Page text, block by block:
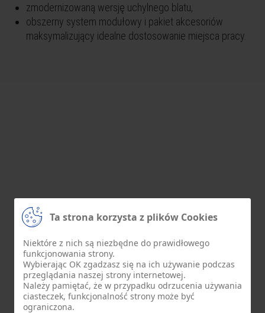
zmodernizowaną wersję uchylnego blatu,
obszerny system modułowy i pakiet akcesoriów
maksymalizujący idealne dostosowanie miejsca pracy.
Ta strona korzysta z plików Cookies
Niektóre z nich są niezbędne do prawidłowego
funkcjonowania strony.
Wybierając OK zgadzasz się na ich używanie podczas
przeglądania naszej strony internetowej.
Należy pamiętać, że w przypadku odrzucenia używania
ciasteczek, funkcjonalność strony może być
ograniczona.